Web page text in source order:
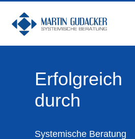
Erfolgreich
durch
Systemische Beratung